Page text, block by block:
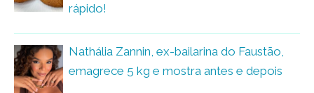
rápido!
Nathália Zannin, ex-bailarina do Faustão,
emagrece 5 kg e mostra antes e depois